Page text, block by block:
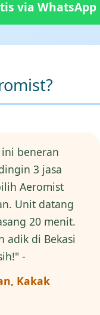
via WhatsApp
beneran
3 jasa
Aeromist
Unit datang
20 menit.
adik di Bekasi
-
Kakak